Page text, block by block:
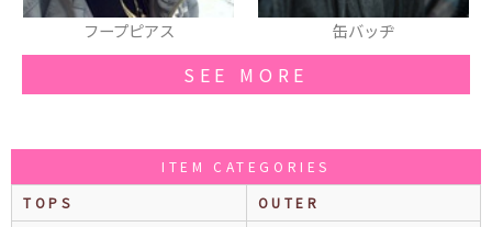
缶バッヂ 缶バッヂ
SEE MORE
ITEM CATEGORIES
TOPS
OUTER